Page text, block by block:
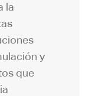
la
y
que